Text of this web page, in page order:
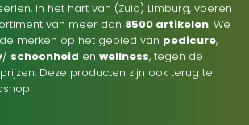
in het hart van (Zuid) Limburg, voeren
van meer dan 8500 artikelen. We
merken op het gebied van pedicure,
/ schoonheid en wellness, tegen de
Deze producten zijn ook terug te